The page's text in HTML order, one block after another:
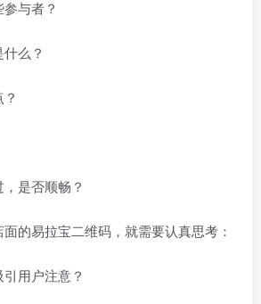
与者？
么？
是否顺畅？
的易拉宝二维码，就需要认真思考：
用户注意？